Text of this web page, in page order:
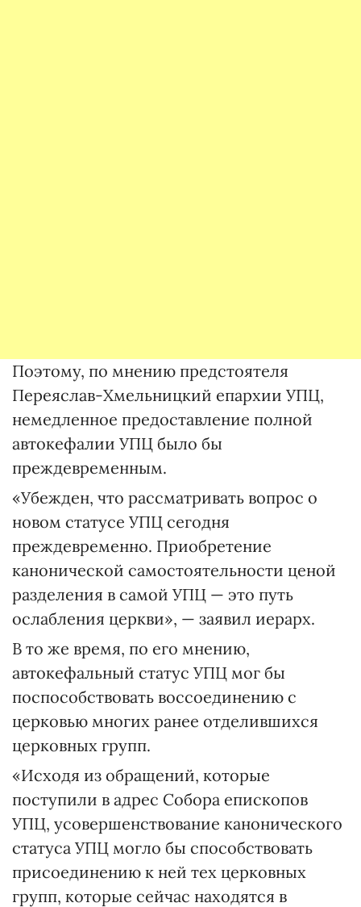
Поэтому, по мнению предстоятеля
Переяслав-Хмельницкий епархии УПЦ,
немедленное предоставление полной
автокефалии УПЦ было бы
преждевременным.
«Убежден, что рассматривать вопрос о
новом статусе УПЦ сегодня
преждевременно. Приобретение
канонической самостоятельности ценой
разделения в самой УПЦ — это путь
ослабления церкви», — заявил иерарх.
В то же время, по его мнению,
автокефальный статус УПЦ мог бы
поспособствовать воссоединению с
церковью многих ранее отделившихся
церковных групп.
«Исходя из обращений, которые
поступили в адрес Собора епископов
УПЦ, усовершенствование канонического
статуса УПЦ могло бы способствовать
присоединению к ней тех церковных
групп, которые сейчас находятся в